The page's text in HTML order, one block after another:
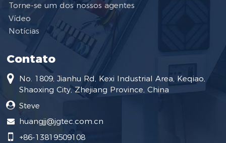
Torne-se um dos nossos agentes
Vídeo
Notícias
Contato
No. 1809, Jianhu Rd, Kexi Industrial Area, Keqiao,
Shaoxing City, Zhejiang Province, China
Steve
huangjj@jgtec.com.cn
+86-13819509108